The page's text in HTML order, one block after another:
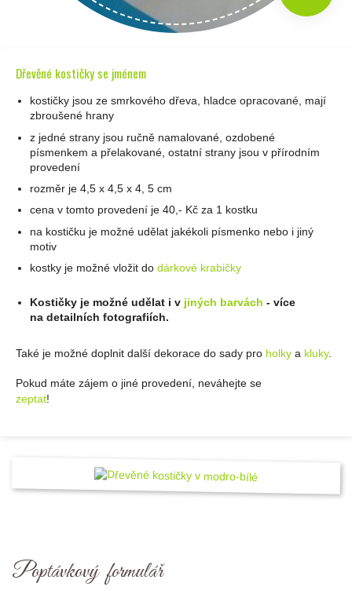
Dřevěné kostičky se jménem
kostičky jsou ze smrkového dřeva, hladce opracované, mají
zbroušené hrany
z jedné strany jsou ručně namalované, ozdobené
písmenkem a přelakované, ostatní strany jsou v přírodním
provedení
rozměr je 4,5 x 4,5 x 4, 5 cm
cena v tomto provedení je 40,- Kč za 1 kostku
na kostičku je možné udělat jakékoli písmenko nebo i jiný
motiv
kostky je možné vložit dodárkové krabičky
Kostičky je možné udělat i v jiných barvách- více
na detailních fotografiích.
Také je možné doplnit další dekorace do sady pro holky a kluky.
Pokud máte zájem o jiné provedení, neváhejte se
zeptat!
Poptávkový formulář